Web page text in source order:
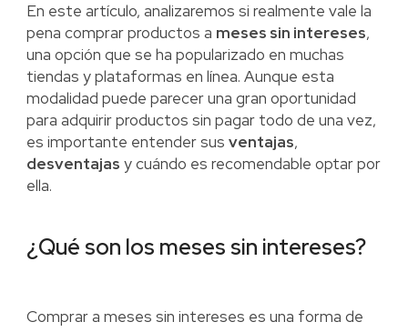
En este artículo, analizaremos si realmente vale la
pena comprar productos a meses sin intereses,
una opción que se ha popularizado en muchas
tiendas y plataformas en línea. Aunque esta
modalidad puede parecer una gran oportunidad
para adquirir productos sin pagar todo de una vez,
es importante entender sus ventajas,
desventajas y cuándo es recomendable optar por
ella.
¿Qué son los meses sin intereses?
Comprar a meses sin intereses es una forma de